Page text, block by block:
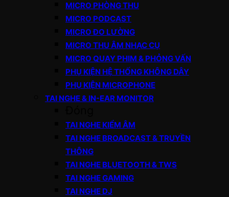
MICRO PHÒNG THU
MICRO PODCAST
MICRO ĐO LƯỜNG
MICRO THU ÂM NHẠC CỤ
MICRO QUAY PHIM & PHỎNG VẤN
PHỤ KIỆN HỆ THỐNG KHÔNG DÂY
PHỤ KIỆN MICROPHONE
TAI NGHE & IN-EAR MONITOR
TAI NGHE KIỂM ÂM
TAI NGHE BROADCAST & TRUYỀN
THÔNG
TAI NGHE BLUETOOTH & TWS
TAI NGHE GAMING
TAI NGHE DJ